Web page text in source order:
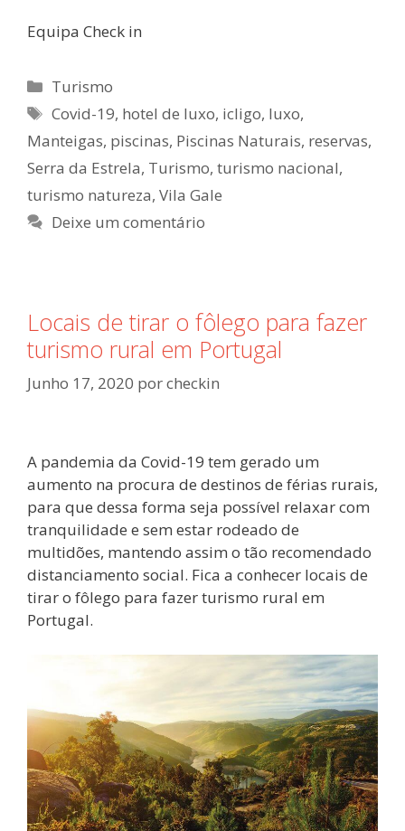
Equipa Check in
Categorias
Turismo
Etiquetas
Covid-19, hotel de luxo, icligo, luxo,
Manteigas, piscinas, Piscinas Naturais, reservas,
Serra da Estrela, Turismo, turismo nacional,
turismo natureza, Vila Gale
Deixe um comentário
Locais de tirar o fôlego para fazer
turismo rural em Portugal
Junho 17, 2020 porcheckin
A pandemia da Covid-19 tem gerado um
aumento na procura de destinos de férias rurais,
para que dessa forma seja possível relaxar com
tranquilidade e sem estar rodeado de
multidões, mantendo assim o tão recomendado
distanciamento social. Fica a conhecer locais de
tirar o fôlego para fazer turismo rural em
Portugal.